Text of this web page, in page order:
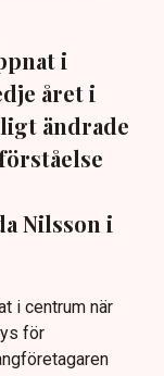
i
året i
ändrade
Nilsson i
i centrum när
för